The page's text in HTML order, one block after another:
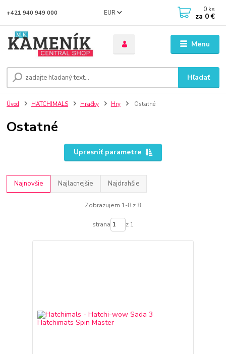
Menu
EUR
Hľadať
+421 940 949 000 0 ks
za 0 €
Úvod HATCHIMALS Hračky Hry Ostatné
Ostatné
Upresniť parametre
Najnovšie Najlacnejšie Najdrahšie
Zobrazujem 1-8 z 8
strana z 1